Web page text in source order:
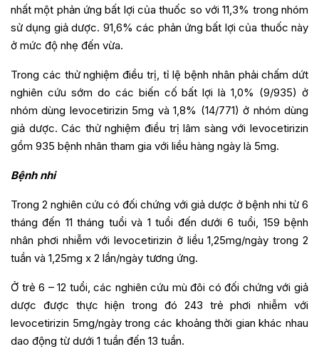
nhất một phản ứng bất lợi của thuốc so với 11,3% trong nhóm
sử dụng giả dược. 91,6% các phản ứng bất lợi của thuốc này
ở mức độ nhẹ đến vừa.
Trong các thử nghiệm điều trị, tỉ lệ bệnh nhân phải chấm dứt
nghiên cứu sớm do các biến cố bất lợi là 1,0% (9/935) ở
nhóm dùng levocetirizin 5mg và 1,8% (14/771) ở nhóm dùng
giả dược. Các thử nghiệm điều trị lâm sàng với levocetirizin
gồm 935 bệnh nhân tham gia với liều hàng ngày là 5mg.
Bệnh nhi
Trong 2 nghiên cứu có đối chứng với giả dược ở bệnh nhi từ 6
tháng đến 11 tháng tuổi và 1 tuổi đến dưới 6 tuổi, 159 bệnh
nhân phơi nhiễm với levocetirizin ở liều 1,25mg/ngày trong 2
tuần và 1,25mg x 2 lần/ngày tương ứng.
Ở trẻ 6 – 12 tuổi, các nghiên cứu mù đôi có đối chứng với giả
dược được thực hiện trong đó 243 trẻ phơi nhiễm với
levocetirizin 5mg/ngày trong các khoảng thời gian khác nhau
dao động từ dưới 1 tuần đến 13 tuần.